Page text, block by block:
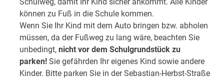
können zu Fuß in die Schule kommen.
Wenn Sie Ihr Kind mit dem Auto bringen bzw. abholen
müssen, da der Fußweg zu lang wäre, beachten Sie
unbedingt, nicht vor dem Schulgrundstück zu
parken! Sie gefährden Ihr eigenes Kind sowie andere
Kinder. Bitte parken Sie in der Sebastian-Herbst-Straße